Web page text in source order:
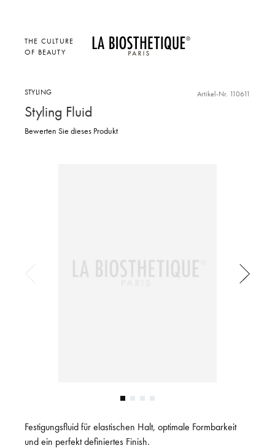
THE CULTURE
OF BEAUTY
STYLING Artikel-Nr. 110611
Styling Fluid
Bewerten Sie dieses Produkt
Festigungsfluid für elastischen Halt, optimale Formbarkeit
und ein perfekt definiertes Finish.